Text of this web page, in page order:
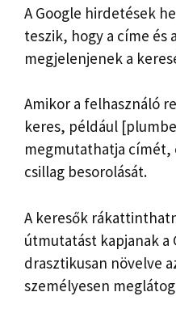
A Google hirdetések
teszik, hogy a címe és
megjelenjenek a
Amikor a felhasználó
keres, például
megmutathatja
csillag besorolását.
A keresők
útmutatást kapjanak a
drasztikusan növelve
személyesen